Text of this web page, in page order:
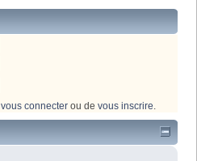
vous connecter ou de vous inscrire.